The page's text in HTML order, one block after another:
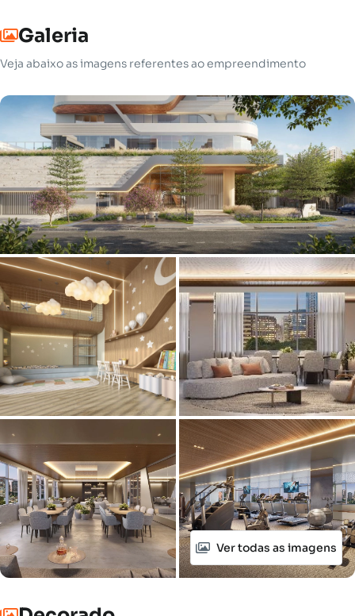
Galeria
Veja abaixo as imagens referentes ao empreendimento
Ver todas as imagens